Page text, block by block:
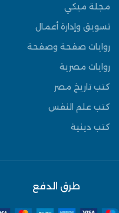
مجلة ميكي
تسويق وإدارة أعمال
روايات صفحة وصفحة
روايات مصرية
كتب تاريخ مصر
كتب علم النفس
كتب دينية
طرق الدفع